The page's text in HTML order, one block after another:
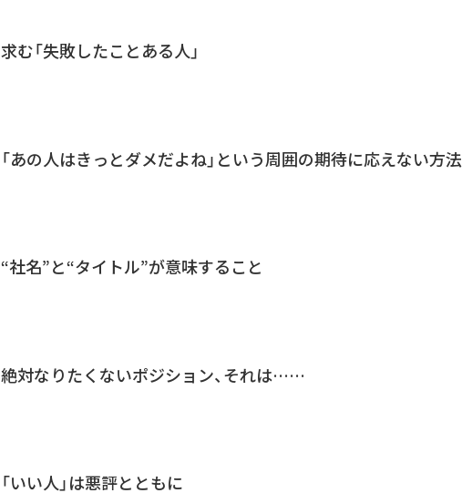
求む「失敗したことある人」
「あの人はきっとダメだよね」という周囲の期待に応えない方法
“社名”と“タイトル”が意味すること
絶対なりたくないポジション、それは……
「いい人」は悪評とともに